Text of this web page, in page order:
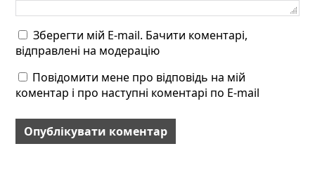
Зберегти мій E-mail. Бачити коментарі,
відправлені на модерацію
Повідомити мене про відповідь на мій
коментар і про наступні коментарі по E-mail